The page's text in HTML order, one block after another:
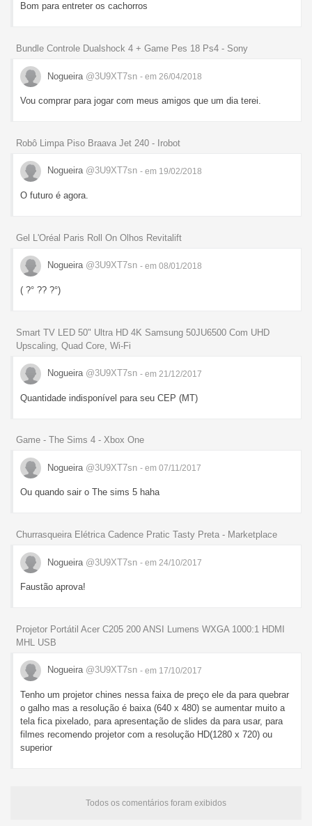
Bom para entreter os cachorros
Bundle Controle Dualshock 4 + Game Pes 18 Ps4 - Sony
Nogueira @3U9XT7sn - em 26/04/2018
Vou comprar para jogar com meus amigos que um dia terei.
Robô Limpa Piso Braava Jet 240 - Irobot
Nogueira @3U9XT7sn - em 19/02/2018
O futuro é agora.
Gel L'Oréal Paris Roll On Olhos Revitalift
Nogueira @3U9XT7sn - em 08/01/2018
( ?° ?? ?°)
Smart TV LED 50" Ultra HD 4K Samsung 50JU6500 Com UHD
Upscaling, Quad Core, Wi-Fi
Nogueira @3U9XT7sn - em 21/12/2017
Quantidade indisponível para seu CEP (MT)
Game - The Sims 4 - Xbox One
Nogueira @3U9XT7sn - em 07/11/2017
Ou quando sair o The sims 5 haha
Churrasqueira Elétrica Cadence Pratic Tasty Preta - Marketplace
Nogueira @3U9XT7sn - em 24/10/2017
Faustão aprova!
Projetor Portátil Acer C205 200 ANSI Lumens WXGA 1000:1 HDMI
MHL USB
Nogueira @3U9XT7sn - em 17/10/2017
Tenho um projetor chines nessa faixa de preço ele da para quebrar
o galho mas a resolução é baixa (640 x 480) se aumentar muito a
tela fica pixelado, para apresentação de slides da para usar, para
filmes recomendo projetor com a resolução HD(1280 x 720) ou
superior
Todos os comentários foram exibidos